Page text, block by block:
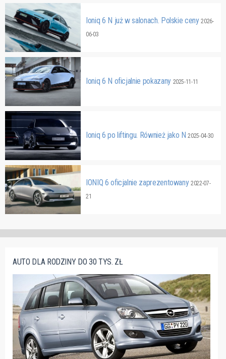
Ioniq 6 N już w salonach. Polskie ceny2026-
06-03
Ioniq 6 N oficjalnie pokazany 2025-11-11
Ioniq 6 po liftingu. Również jako N2025-04-30
IONIQ 6 oficjalnie zaprezentowany2022-07-
21
AUTO DLA RODZINY DO 30 TYS. ZŁ